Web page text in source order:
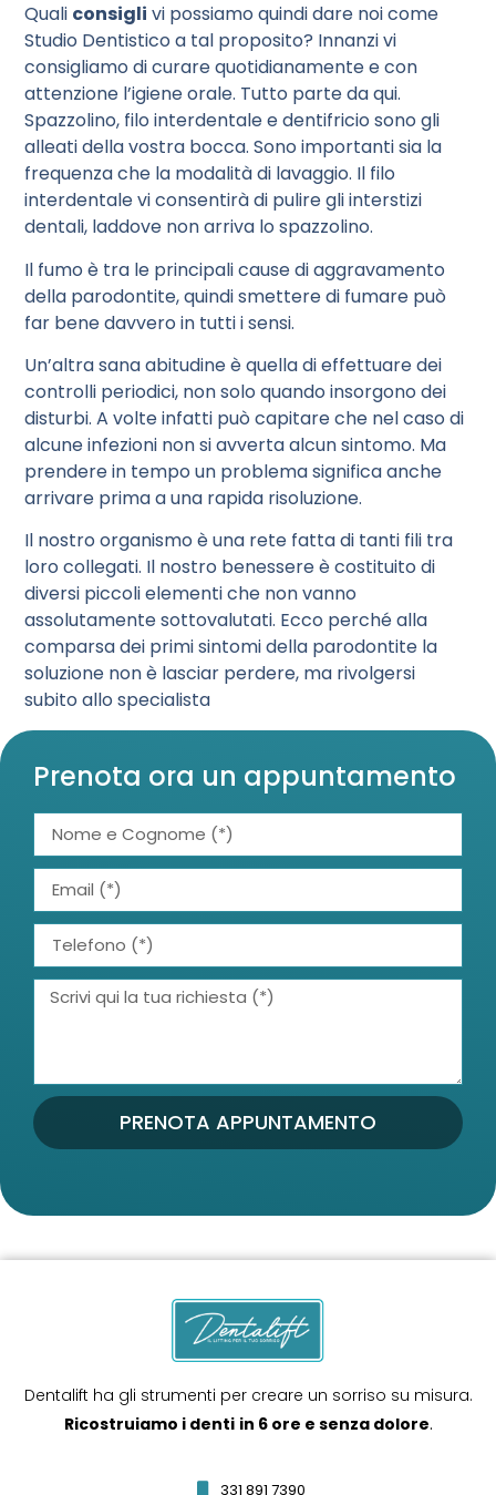
Prenota ora un appuntamento
PRENOTA APPUNTAMENTO
Quali consigli vi possiamo quindi dare noi come
Studio Dentistico a tal proposito? Innanzi vi
consigliamo di curare quotidianamente e con
attenzione l’igiene orale. Tutto parte da qui.
Spazzolino, filo interdentale e dentifricio sono gli
alleati della vostra bocca. Sono importanti sia la
frequenza che la modalità di lavaggio. Il filo
interdentale vi consentirà di pulire gli interstizi
dentali, laddove non arriva lo spazzolino.
Il fumo è tra le principali cause di aggravamento
della parodontite, quindi smettere di fumare può
far bene davvero in tutti i sensi.
Un’altra sana abitudine è quella di effettuare dei
controlli periodici, non solo quando insorgono dei
disturbi. A volte infatti può capitare che nel caso di
alcune infezioni non si avverta alcun sintomo. Ma
prendere in tempo un problema significa anche
arrivare prima a una rapida risoluzione.
Il nostro organismo è una rete fatta di tanti fili tra
loro collegati. Il nostro benessere è costituito di
diversi piccoli elementi che non vanno
assolutamente sottovalutati. Ecco perché alla
comparsa dei primi sintomi della parodontite la
soluzione non è lasciar perdere, ma rivolgersi
subito allo specialista
Dentalift ha gli strumenti per creare un sorriso su misura.
Ricostruiamo i denti in 6 ore e senza dolore.
331 891 7390